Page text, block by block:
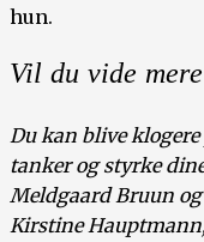
hun.
Vil du vide
Du kan blive
tanker og styrke
Meldgaard Bruun
Kirstine